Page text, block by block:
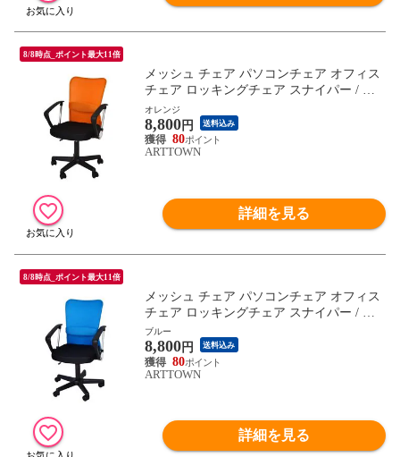
8/8時点_ポイント最大11倍
メッシュ チェア パソコンチェア オフィス
チェア ロッキングチェア スナイパー / オ
レンジ / -ART
オレンジ
8,800円 送料込み
80
ARTTOWN
詳細を見る
8/8時点_ポイント最大11倍
メッシュ チェア パソコンチェア オフィス
チェア ロッキングチェア スナイパー / ブ
ルー / -ART
ブルー
8,800円 送料込み
80
ARTTOWN
詳細を見る